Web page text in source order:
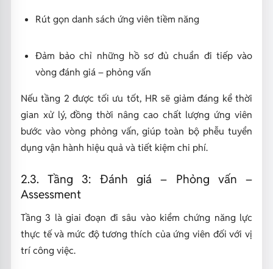
Rút gọn danh sách ứng viên tiềm năng
Đảm bảo chỉ những hồ sơ đủ chuẩn đi tiếp vào
vòng đánh giá – phỏng vấn
Nếu tầng 2 được tối ưu tốt, HR sẽ giảm đáng kể thời
gian xử lý, đồng thời nâng cao chất lượng ứng viên
bước vào vòng phỏng vấn, giúp toàn bộ phễu tuyển
dụng vận hành hiệu quả và tiết kiệm chi phí.
2.3. Tầng 3: Đánh giá – Phỏng vấn –
Assessment
Tầng 3 là giai đoạn đi sâu vào kiểm chứng năng lực
thực tế và mức độ tương thích của ứng viên đối với vị
trí công việc.